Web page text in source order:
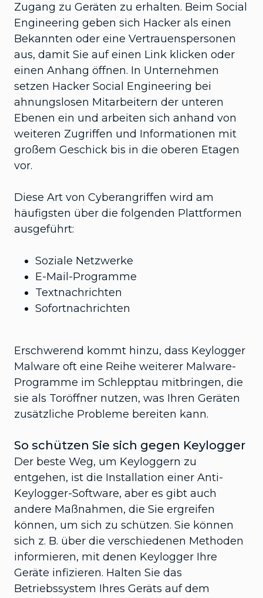
Zugang zu Geräten zu erhalten. Beim Social
Engineering geben sich Hacker als einen
Bekannten oder eine Vertrauenspersonen
aus, damit Sie auf einen Link klicken oder
einen Anhang öffnen. In Unternehmen
setzen Hacker Social Engineering bei
ahnungslosen Mitarbeitern der unteren
Ebenen ein und arbeiten sich anhand von
weiteren Zugriffen und Informationen mit
großem Geschick bis in die oberen Etagen
vor.
Diese Art von Cyberangriffen wird am
häufigsten über die folgenden Plattformen
ausgeführt:
Soziale Netzwerke
E-Mail-Programme
Textnachrichten
Sofortnachrichten
Erschwerend kommt hinzu, dass Keylogger
Malware oft eine Reihe weiterer Malware-
Programme im Schlepptau mitbringen, die
sie als Toröffner nutzen, was Ihren Geräten
zusätzliche Probleme bereiten kann.
So schützen Sie sich gegen Keylogger
Der beste Weg, um Keyloggern zu
entgehen, ist die Installation einer Anti-
Keylogger-Software, aber es gibt auch
andere Maßnahmen, die Sie ergreifen
können, um sich zu schützen. Sie können
sich z. B. über die verschiedenen Methoden
informieren, mit denen Keylogger Ihre
Geräte infizieren. Halten Sie das
Betriebssystem Ihres Geräts auf dem